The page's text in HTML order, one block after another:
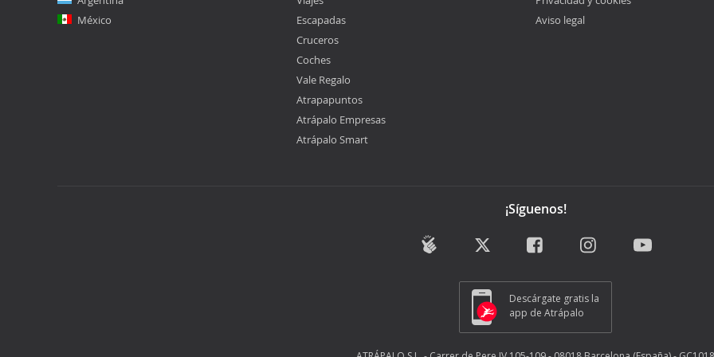
México
Escapadas
Cruceros
Coches
Vale Regalo
Atrapapuntos
Atrápalo Empresas
Atrápalo Smart
Aviso legal
¡Síguenos!
Descárgate gratis la
app de Atrápalo